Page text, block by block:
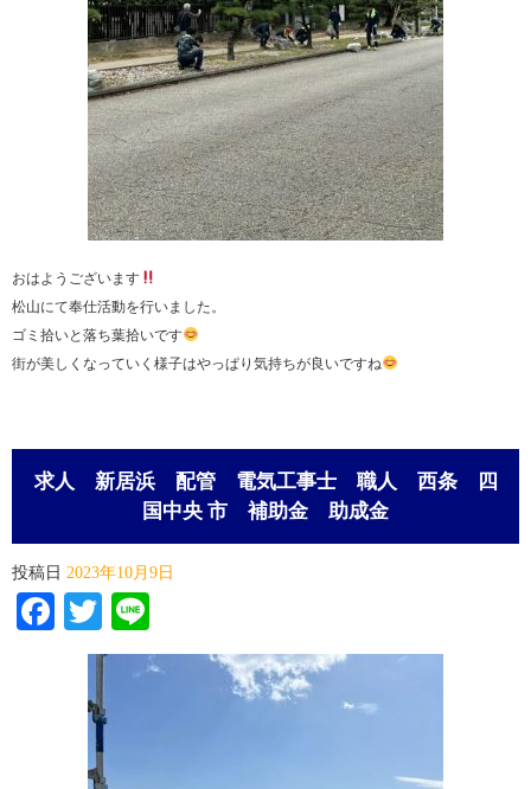
おはようございます
松山にて奉仕活動を行いました。
ゴミ拾いと落ち葉拾いです
街が美しくなっていく様子はやっぱり気持ちが良いですね
求人 新居浜 配管 電気工事士 職人 西条 四
国中央 市 補助金 助成金
投稿日 2023年10月9日
Facebook
Twitter